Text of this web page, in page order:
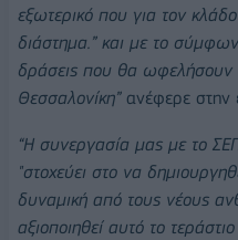
εξωτερικό που για τον κλάδο
διάστημα.” και με το
δράσεις που θα ωφελήσουν
Θεσσαλονίκη”ανέφερε στην
“Η συνεργασία μας με το
"στοχεύει στο να
δυναμική από τους νέους
αξιοποιηθεί αυτό το